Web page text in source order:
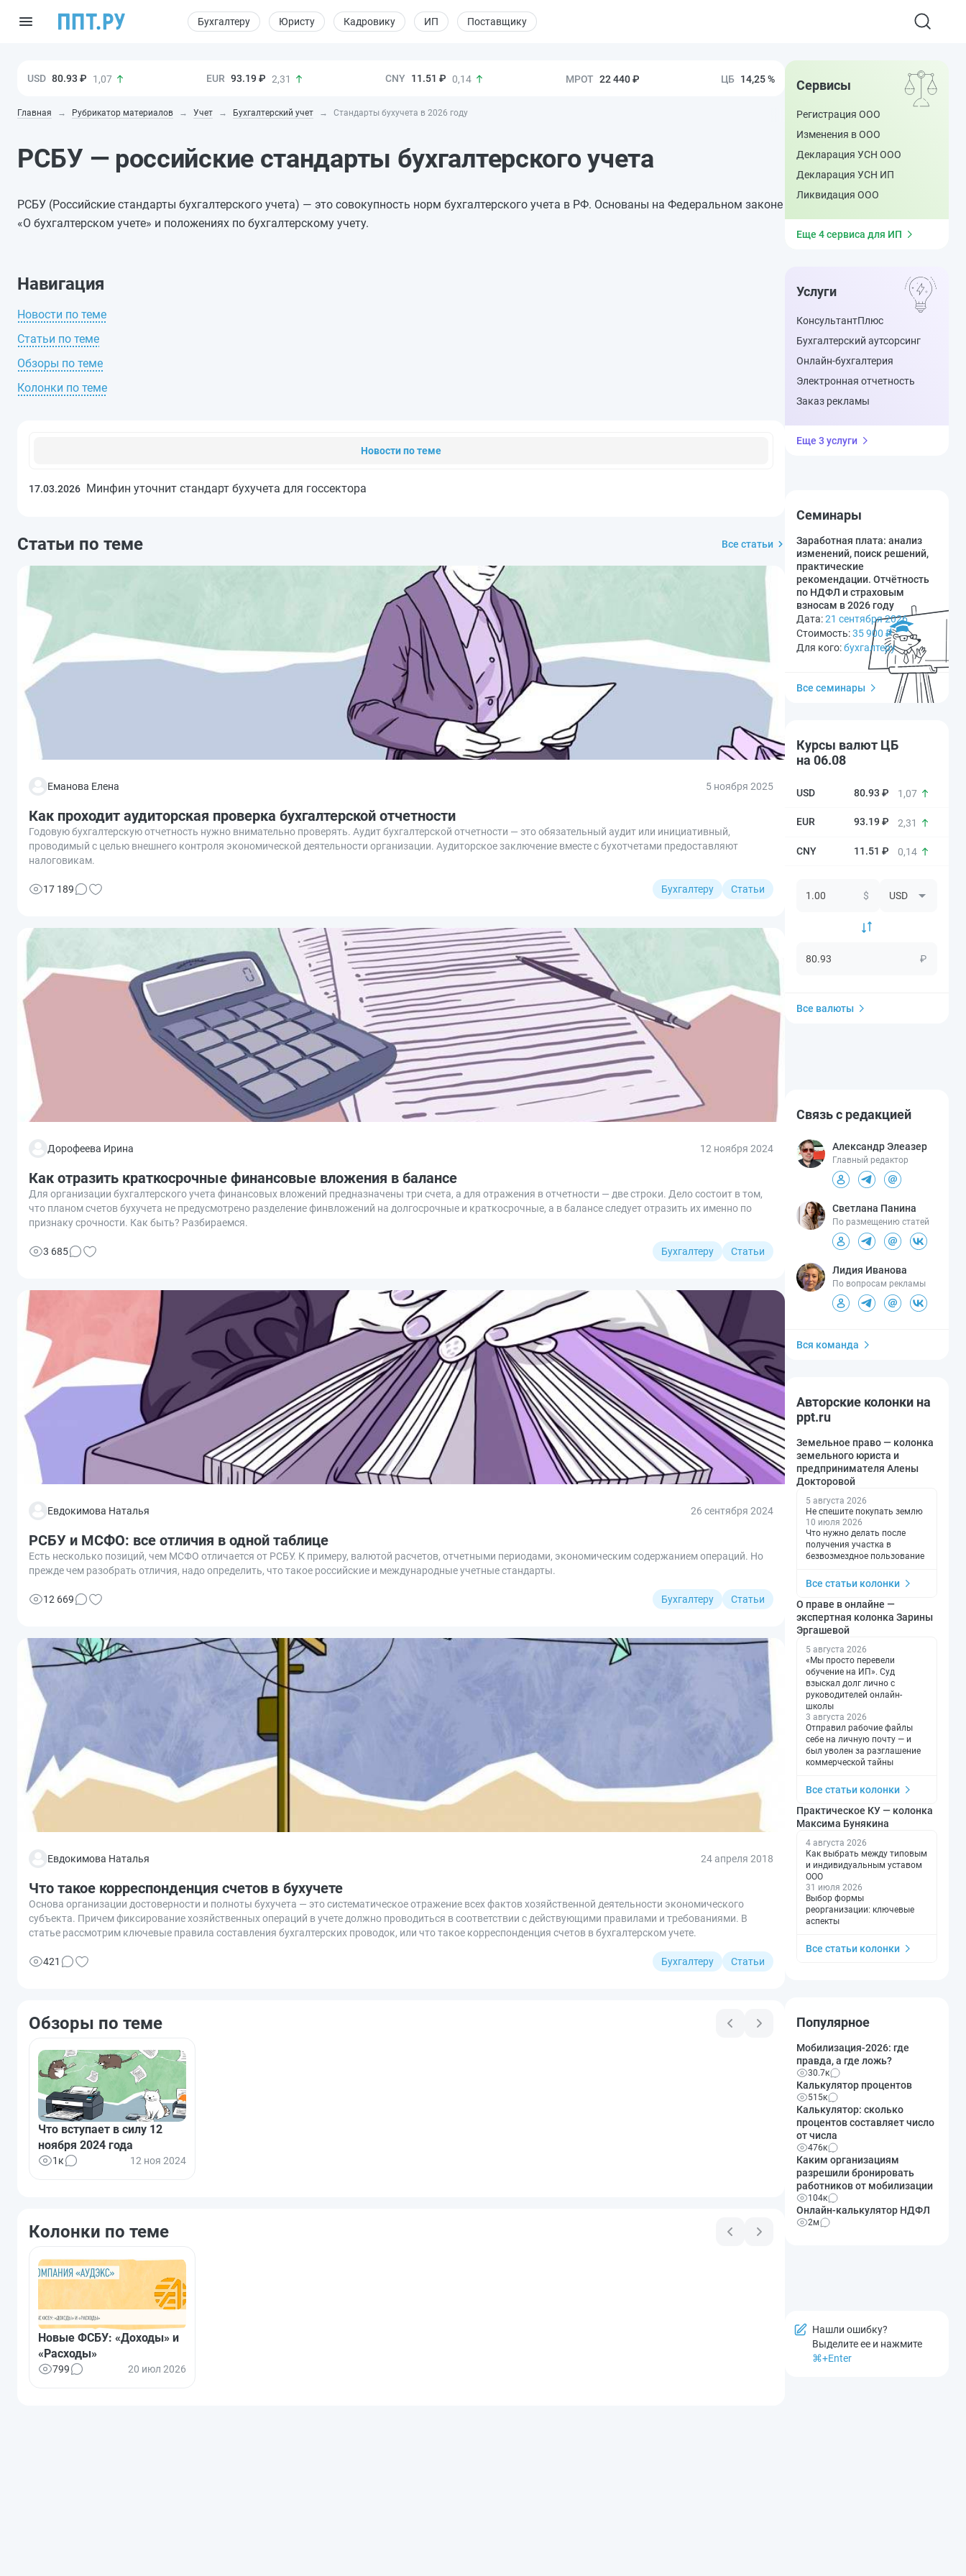
Бухгалтеру Юристу Кадровику ИП Поставщику
80.93 ₽ 1,07 93.19 ₽ 2,31 11.51 ₽ 0,14 22 440 ₽ 14,25 %
Главная Рубрикатор материалов Учет Бухгалтерский учет Стандарты бухучета в 2026 году
РСБУ — российские стандарты бухгалтерского учета
РСБУ (Российские стандарты бухгалтерского учета) — это совокупность норм бухгалтерского учета в РФ. Основаны на Федеральном законе
«О бухгалтерском учете» и положениях по бухгалтерскому учету.
Новости по теме
17.03.2026 Минфин уточнит стандарт бухучета для госсектора
Статьи по теме Все статьи
Еманова Елена 5 ноября 2025
Как проходит аудиторская проверка бухгалтерской отчетности
Годовую бухгалтерскую отчетность нужно внимательно проверять. Аудит бухгалтерской отчетности — это обязательный аудит или инициативный,
проводимый с целью внешнего контроля экономической деятельности организации. Аудиторское заключение вместе с бухотчетами предоставляют
налоговикам.
Бухгалтеру Статьи
17 189
Дорофеева Ирина 12 ноября 2024
Как отразить краткосрочные финансовые вложения в балансе
Для организации бухгалтерского учета финансовых вложений предназначены три счета, а для отражения в отчетности — две строки. Дело состоит в том,
что планом счетов бухучета не предусмотрено разделение финвложений на долгосрочные и краткосрочные, а в балансе следует отразить их именно по
признаку срочности. Как быть? Разбираемся.
Бухгалтеру Статьи
3 685
Евдокимова Наталья 26 сентября 2024
РСБУ и МСФО: все отличия в одной таблице
Есть несколько позиций, чем МСФО отличается от РСБУ. К примеру, валютой расчетов, отчетными периодами, экономическим содержанием операций. Но
прежде чем разобрать отличия, надо определить, что такое российские и международные учетные стандарты.
Бухгалтеру Статьи
12 669
Евдокимова Наталья 24 апреля 2018
Что такое корреспонденция счетов в бухучете
Основа организации достоверности и полноты бухучета — это систематическое отражение всех фактов хозяйственной деятельности экономического
субъекта. Причем фиксирование хозяйственных операций в учете должно проводиться в соответствии с действующими правилами и требованиями. В
статье рассмотрим ключевые правила составления бухгалтерских проводок, или что такое корреспонденция счетов в бухгалтерском учете.
Бухгалтеру Статьи
421
Обзоры по теме
Что вступает в силу 12
ноября 2024 года
1к 12 ноя 2024
Колонки по теме
Новые ФСБУ: «Доходы» и
«Расходы»
799 20 июл 2026
Навигация
Новости по теме
Статьи по теме
Обзоры по теме
Колонки по теме
Сервисы
Регистрация ООО
Изменения в ООО
Декларация УСН ООО
Декларация УСН ИП
Ликвидация ООО
Еще 4 сервиса для ИП
Услуги
КонсультантПлюс
Бухгалтерский аутсорсинг
Онлайн-бухгалтерия
Электронная отчетность
Заказ рекламы
Еще 3 услуги
Семинары
Заработная плата: анализ
изменений, поиск решений,
практические
рекомендации. Отчётность
по НДФЛ и страховым
взносам в 2026 году
Дата:21 сентября 2026
Стоимость:35 900 ₽
Для кого:бухгалтеру
Все семинары
Курсы валют ЦБ
на 06.08
80.93 ₽ 1,07
93.19 ₽ 2,31
11.51 ₽ 0,14
$
₽
Все валюты
Связь с редакцией
Александр Элеазер
Главный редактор
Светлана Панина
По размещению статей
Лидия Иванова
По вопросам рекламы
Вся команда
Авторские колонки на
ppt.ru
Земельное право — колонка
земельного юриста и
предпринимателя Алены
Докторовой
5 августа 2026
Не спешите покупать землю
10 июля 2026
Что нужно делать после
получения участка в
безвозмездное пользование
Все статьи колонки
О праве в онлайне —
экспертная колонка Зарины
Эргашевой
5 августа 2026
«Мы просто перевели
обучение на ИП». Суд
взыскал долг лично с
руководителей онлайн-
школы
3 августа 2026
Отправил рабочие файлы
себе на личную почту — и
был уволен за разглашение
коммерческой тайны
Все статьи колонки
Практическое КУ — колонка
Максима Бунякина
4 августа 2026
Как выбрать между типовым
и индивидуальным уставом
ООО
31 июля 2026
Выбор формы
реорганизации: ключевые
аспекты
Все статьи колонки
Популярное
Мобилизация-2026: где
правда, а где ложь?
30.7к
Калькулятор процентов
515к
Калькулятор: сколько
процентов составляет число
от числа
476к
Каким организациям
разрешили бронировать
работников от мобилизации
104к
Онлайн-калькулятор НДФЛ
2м
Нашли ошибку?
Выделите ее и нажмите
⌘+Enter